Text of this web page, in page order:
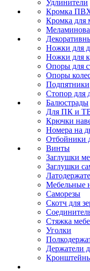
Удлинители
Кромка
Кромка для
Ножки для
Ножки для
Опоры для
Опоры
Подпятники
Стопор для
Балюстрады
Для ПК и
Крючки
Номера на
Отбойники
Винты
Заглушки
Заглушки
Мебельные
Саморезы
Скотч для
Стяжка
Уголки
Держатели